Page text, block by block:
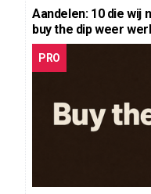
Aandelen: 10 die wij
buy the dip weer
PRO